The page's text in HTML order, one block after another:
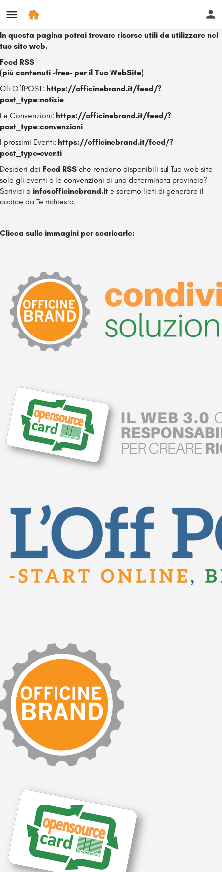
In questa pagina potrai trovare risorse utili da utilizzare nel
tuo sito web.
Feed RSS
(più contenuti -free- per il Tuo WebSite)
Gli OffPOST: https://officinebrand.it/feed/?
post_type=notizie
Le Convenzioni: https://officinebrand.it/feed/?
post_type=convenzioni
I prossimi Eventi: https://officinebrand.it/feed/?
post_type=eventi
Desideri dei Feed RSS che rendano disponibili sul Tuo web site
solo gli eventi o le convenzioni di una determinata provincia?
Scrivici a info@officinebrand.it e saremo lieti di generare il
codice da Te richiesto.
Clicca sulle immagini per scaricarle: